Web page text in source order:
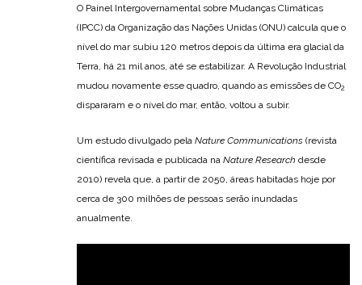
O Painel Intergovernamental sobre Mudanças Climáticas
(IPCC) da Organização das Nações Unidas (ONU) calcula que o
nível do mar subiu 120 metros depois da última era glacial da
Terra, há 21 mil anos, até se estabilizar. A Revolução Industrial
mudou novamente esse quadro, quando as emissões de CO2
dispararam e o nível do mar, então, voltou a subir.
Um estudo divulgado pela Nature Communications (revista
científica revisada e publicada na Nature Research desde
2010) revela que, a partir de 2050, áreas habitadas hoje por
cerca de 300 milhões de pessoas serão inundadas
anualmente.